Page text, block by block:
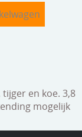
en koe. 3,8
mogelijk